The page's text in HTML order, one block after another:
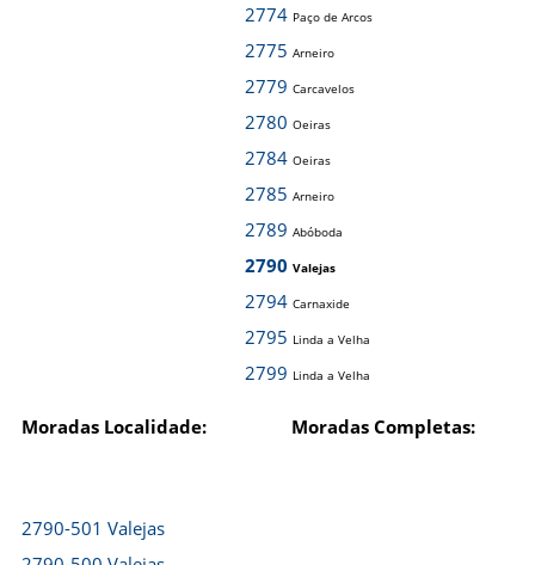
2774 Paço de Arcos
2775 Arneiro
2779 Carcavelos
2780 Oeiras
2784 Oeiras
2785 Arneiro
2789 Abóboda
2790 Valejas
2794 Carnaxide
2795 Linda a Velha
2799 Linda a Velha
Moradas Localidade: Moradas Completas:
2790-501 Valejas